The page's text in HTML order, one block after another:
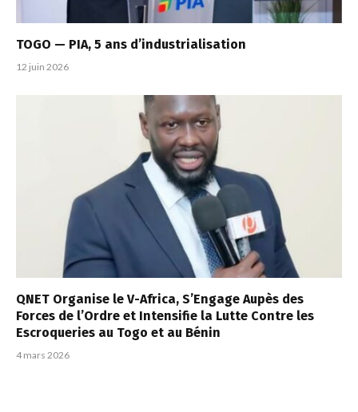
TOGO — PIA, 5 ans d’industrialisation
12 juin 2026
QNET Organise le V-Africa, S’Engage Aupès des
Forces de l’Ordre et Intensifie la Lutte Contre les
Escroqueries au Togo et au Bénin
4 mars 2026